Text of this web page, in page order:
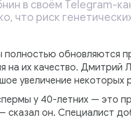
в своём Telegram-
что риск
обновляются
на их качество. Дмитрий
увеличение некоторых
у 40-летних — это
сказал он. Специалист